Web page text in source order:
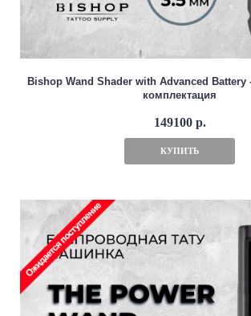
Bishop Wand Shader with Advanced
комплектация
149100 р.
КУПИТЬ